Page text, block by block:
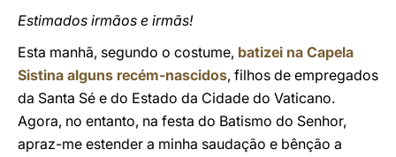
Estimados irmãos e irmãs!
Esta manhã, segundo o costume, batizei na Capela
Sistina alguns recém-nascidos, filhos de empregados
da Santa Sé e do Estado da Cidade do Vaticano.
Agora, no entanto, na festa do Batismo do Senhor,
apraz-me estender a minha saudação e bênção a